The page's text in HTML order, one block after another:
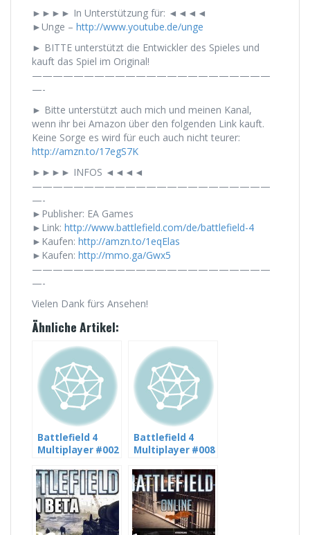
►►►► In Unterstützung für: ◄◄◄◄
►Unge – http://www.youtube.de/unge
► BITTE unterstützt die Entwickler des Spieles und
kauft das Spiel im Original!
———————————————————————
—-
► Bitte unterstützt auch mich und meinen Kanal,
wenn ihr bei Amazon über den folgenden Link kauft.
Keine Sorge es wird für euch auch nicht teurer:
http://amzn.to/17egS7K
►►►► INFOS ◄◄◄◄
———————————————————————
—-
►Publisher: EA Games
►Link: http://www.battlefield.com/de/battlefield-4
►Kaufen: http://amzn.to/1eqElas
►Kaufen: http://mmo.ga/Gwx5
———————————————————————
—-
Vielen Dank fürs Ansehen!
Ähnliche Artikel:
Battlefield 4
Multiplayer #002
Gefecht
Battlefield 4
Multiplayer #008
man den hier
Chatten – mit
Freddy LP und
DJNLetsPlays